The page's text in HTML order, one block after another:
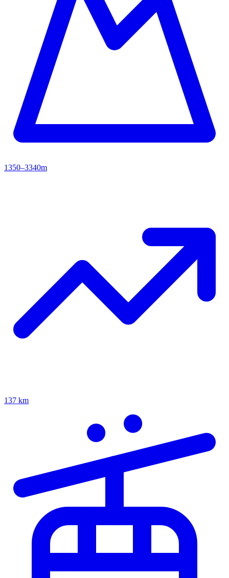
1350–3340m
137 km